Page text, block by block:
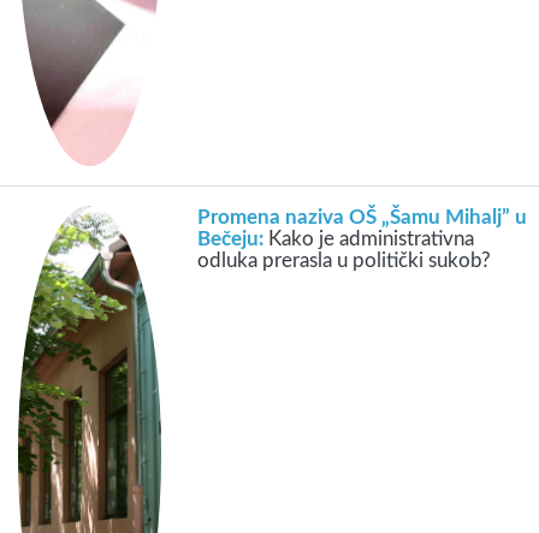
Promena naziva OŠ „Šamu Mihalj” u
Bečeju: Kako je administrativna
odluka prerasla u politički sukob?